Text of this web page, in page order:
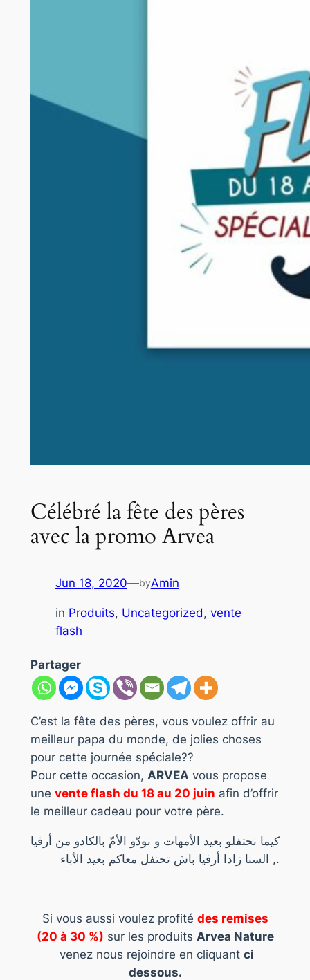
Célébré la fête des pères
avec la promo Arvea
Jun 18, 2020—byAmin
in Produits, Uncategorized, vente
flash
Partager
C’est la fête des pères, vous voulez offrir au
meilleur papa du monde, de jolies choses
pour cette journée spéciale??
Pour cette occasion, ARVEAvous propose
une vente flash du 18 au 20 juin afin d’offrir
le meilleur cadeau pour votre père.
كيما نحتفلو بعيد الأمهات و نودّو الأمّ بالكادو من أرفيا
, السنا زادا أرفيا باش تحتفل معاكم بعيد الأباء.
Si vous aussi voulez profité des remises
(20 à 30 %) sur les produits Arvea Nature
venez nous rejoindre en cliquant ci
dessous.